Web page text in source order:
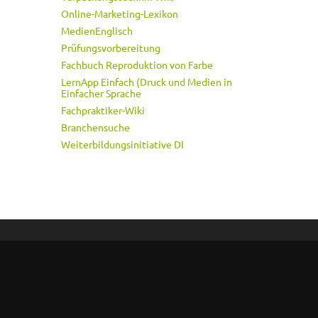
Online-Marketing-Lexikon
MedienEnglisch
Prüfungsvorbereitung
Fachbuch Reproduktion von Farbe
LernApp Einfach (Druck und Medien in
Einfacher Sprache
Fachpraktiker-Wiki
Branchensuche
Weiterbildungsinitiative DI